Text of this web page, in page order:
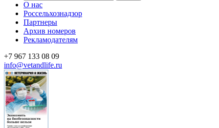
О нас
Россельхознадзор
Партнеры
Архив номеров
Рекламодателям
+7 967 133 08 09
info@vetandlife.ru